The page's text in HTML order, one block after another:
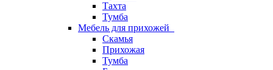
Тахта
Тумба
Мебель для прихожей
Скамья
Прихожая
Тумба